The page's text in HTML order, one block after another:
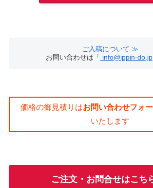
ご入稿について ≫
お問い合わせは「 info@ippin-do.jp
価格の御見積りはお問い合わせフォ
いたします
ご注文・お問合せはこち